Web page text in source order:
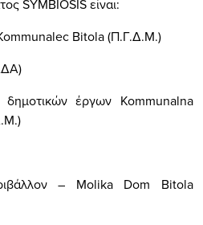
SYMBIOSIS είναι:
Bitola (Π.Γ.Δ.Μ.)
δημοτικών έργων Kommunalna
– Molika Dom Bitola